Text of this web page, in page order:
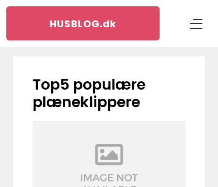
HUSBLOG.dk
Top5 populære
plæneklippere